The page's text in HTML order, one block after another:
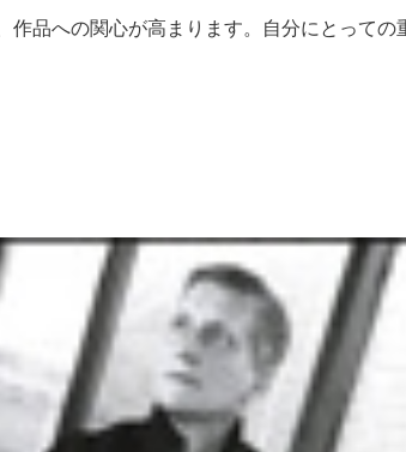
作品への関心が高まります。自分にとっての